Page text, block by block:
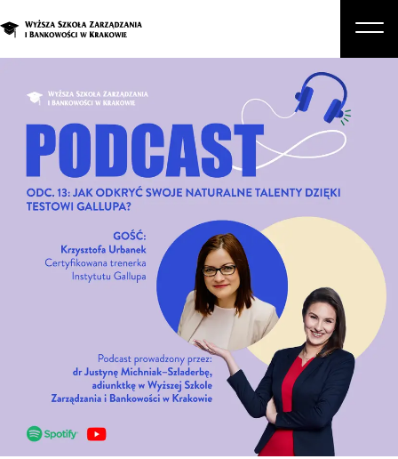
Studia podyplomowe i kursy
Kandydat
Student
Biznes
Zapisz się na studia